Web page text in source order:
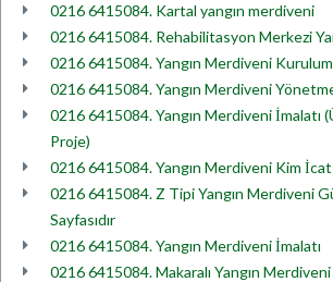
0216 6415084. Kartal yangın merdiveni
0216 6415084. Rehabilitasyon Merkezi
0216 6415084. Yangın Merdiveni
0216 6415084. Yangın Merdiveni
0216 6415084. Yangın Merdiveni İmalatı
Proje)
0216 6415084. Yangın Merdiveni Kim
0216 6415084. Z Tipi Yangın Merdiveni
Sayfasıdır
0216 6415084. Yangın Merdiveni İmalatı
0216 6415084. Makaralı Yangın Merdiveni